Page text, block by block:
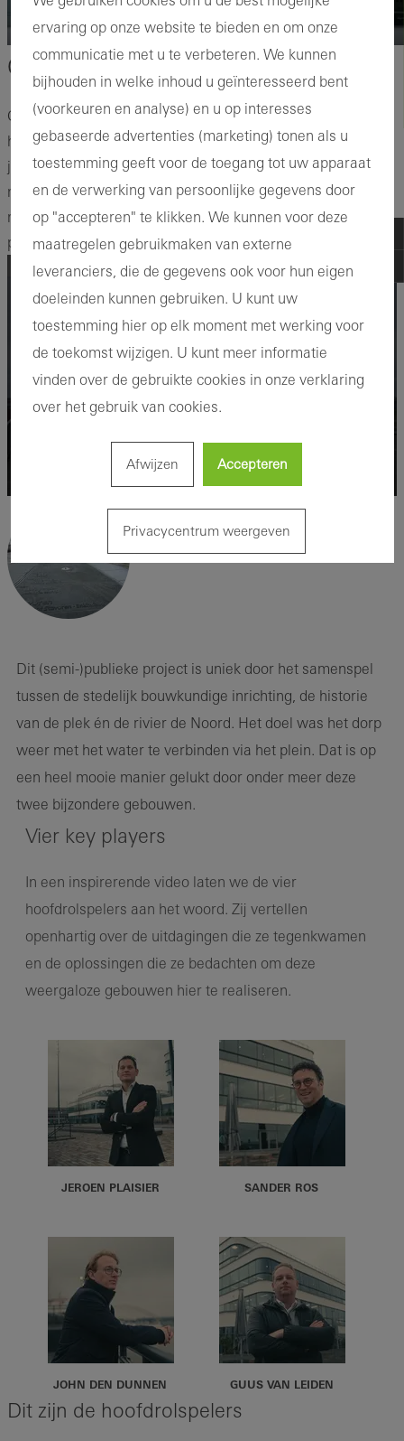
Over De Noordkade
Gelegen aan het Noordeinde in Hendrik-Ido-Ambacht ligt de
historische Noordkade, waaraan ogenschijnlijk twee luxe
jachten liggen aangemeerd. In werkelijkheid zijn het twee
multifunctionele gebouwen die verwijzen naar het
maritieme verleden, het heden en de toekomst van deze
plek.
Cookie-instellingen beheren ...
Dit (semi-)publieke project is uniek door het samenspel
tussen de stedelijk bouwkundige inrichting, de historie
van de plek én de rivier de Noord. Het doel was het dorp
weer met het water te verbinden via het plein. Dat is op
een heel mooie manier gelukt door onder meer deze
twee bijzondere gebouwen.
Vier key players
In een inspirerende video laten we de vier
hoofdrolspelers aan het woord. Zij vertellen
openhartig over de uitdagingen die ze tegenkwamen
en de oplossingen die ze bedachten om deze
weergaloze gebouwen hier te realiseren.
JEROEN PLAISIER SANDER ROS
JOHN DEN DUNNEN GUUS VAN LEIDEN
Dit zijn de hoofdrolspelers
ervaring op onze website te bieden en om onze
communicatie met u te verbeteren. We kunnen
bijhouden in welke inhoud u geïnteresseerd bent
(voorkeuren en analyse) en u op interesses
gebaseerde advertenties (marketing) tonen als u
toestemming geeft voor de toegang tot uw apparaat
en de verwerking van persoonlijke gegevens door
op "accepteren" te klikken. We kunnen voor deze
maatregelen gebruikmaken van externe
leveranciers, die de gegevens ook voor hun eigen
doeleinden kunnen gebruiken. U kunt uw
toestemming hier op elk moment met werking voor
de toekomst wijzigen. U kunt meer informatie
vinden over de gebruikte cookies in onze verklaring
over het gebruik van cookies.
Afwijzen Accepteren
Privacycentrum weergeven